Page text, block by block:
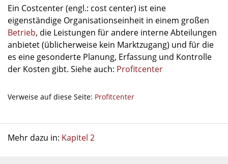
Ein Costcenter (engl.: cost center) ist eine
eigenständige Organisationseinheit in einem großen
Betrieb, die Leistungen für andere interne Abteilungen
anbietet (üblicherweise kein Marktzugang) und für die
es eine gesonderte Planung, Erfassung und Kontrolle
der Kosten gibt. Siehe auch: Profitcenter
Verweise auf diese Seite: Profitcenter
Mehr dazu in: Kapitel 2